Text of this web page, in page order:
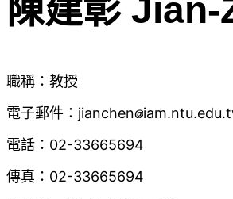
陳建彰
職稱：教授
電子郵件：jianchen
電話：02-33665694
傳真：02-33665694